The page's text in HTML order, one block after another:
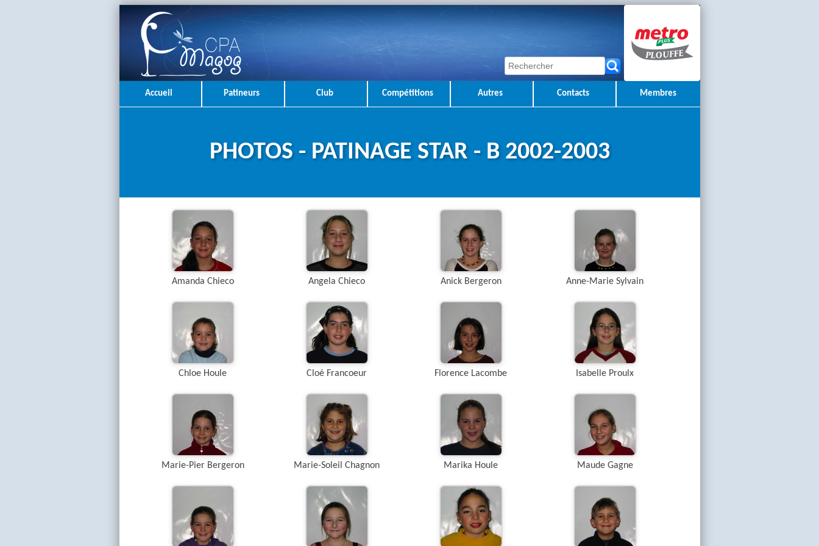
Accueil Patineurs Club Compétitions Autres Contacts Membres
PHOTOS - PATINAGE STAR - B 2002-2003
Amanda Chieco Angela Chieco Anick Bergeron Anne-Marie Sylvain
Chloe Houle Cloé Francoeur Florence Lacombe Isabelle Proulx
Marie-Pier Bergeron Marie-Soleil Chagnon Marika Houle Maude Gagne